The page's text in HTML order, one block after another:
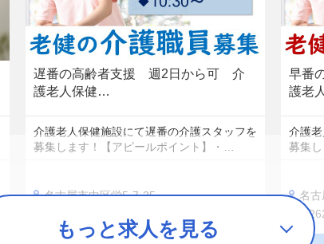
遅番の高齢者支援 週2日から可 介
護老人保健…
介護老人保健施設にて遅番の介護スタッフを
募集します！【アピールポイント】・…
名古屋市中区栄5-7-25
早番
護老
介護
募集
名
もっと求人を見る